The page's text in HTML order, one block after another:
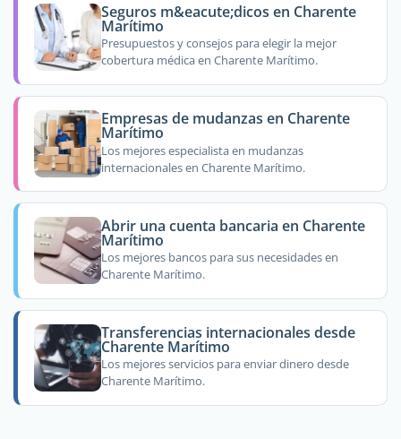
Seguros m&eacute;dicos en Charente
Marítimo
Presupuestos y consejos para elegir la mejor
cobertura médica en Charente Marítimo.
Empresas de mudanzas en Charente
Marítimo
Los mejores especialista en mudanzas
internacionales en Charente Marítimo.
Abrir una cuenta bancaria en Charente
Marítimo
Los mejores bancos para sus necesidades en
Charente Marítimo.
Transferencias internacionales desde
Charente Marítimo
Los mejores servicios para enviar dinero desde
Charente Marítimo.